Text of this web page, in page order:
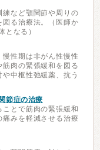
など顎関節や周りの
る治療法。（医師か
となる）
性期は非がん性慢性
肉の緊張緩和を図る
中枢性弛緩薬、抗う
節症の治療
とで筋肉の緊張緩和
みを軽減させる治療